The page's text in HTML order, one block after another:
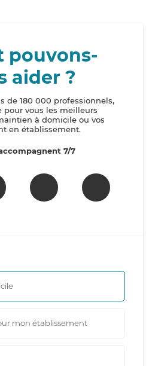
pouvons-
aider ?
de 180 000 professionnels,
pour vous les meilleurs
à domicile ou vos
en établissement.
7/7
mon établissement